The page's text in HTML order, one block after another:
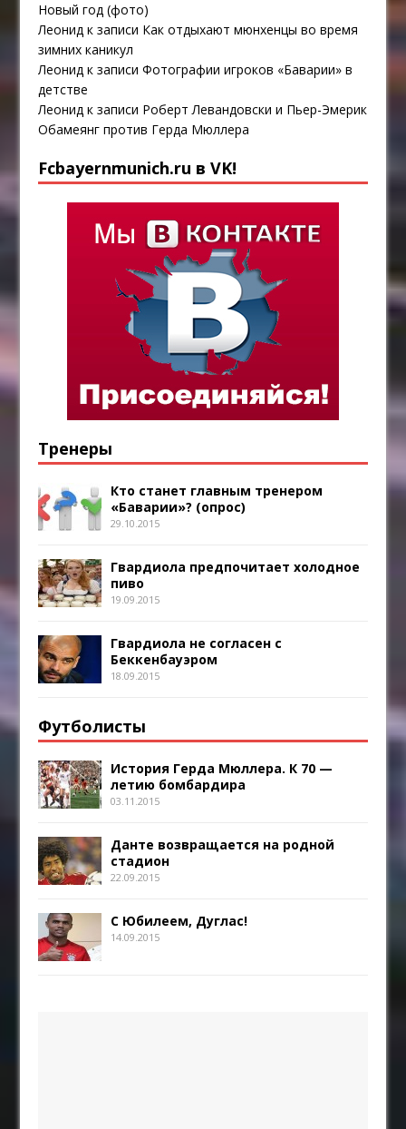
Новый год (фото)
Леонид к записи Как отдыхают мюнхенцы во время
зимних каникул
Леонид к записиФотографии игроков «Баварии» в
детстве
Леонид к записи Роберт Левандовски и Пьер-Эмерик
Обамеянг против Герда Мюллера
Fcbayernmunich.ru в VK!
Тренеры
Кто станет главным тренером
«Баварии»? (опрос)
29.10.2015
Гвардиола предпочитает холодное
пиво
19.09.2015
Гвардиола не согласен с
Беккенбауэром
18.09.2015
Футболисты
История Герда Мюллера. К 70 —
летию бомбардира
03.11.2015
Данте возвращается на родной
стадион
22.09.2015
С Юбилеем, Дуглас!
14.09.2015